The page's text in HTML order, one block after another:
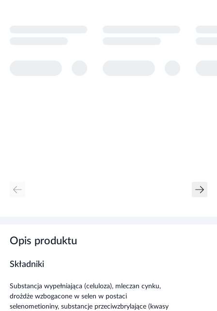
Opis produktu
Składniki
Substancja wypełniająca (celuloza), mleczan cynku,
drożdże wzbogacone w selen w postaci
selenometioniny, substancje przeciwzbrylające (kwasy